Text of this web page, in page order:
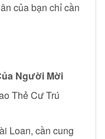
của bạn chỉ cần
Người Mời
Thẻ Cư Trú
Loan, cần cung